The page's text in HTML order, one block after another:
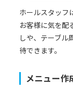
ホールスタッフ
お客様に気を配
しや、テーブル
待できます。
メニュー作